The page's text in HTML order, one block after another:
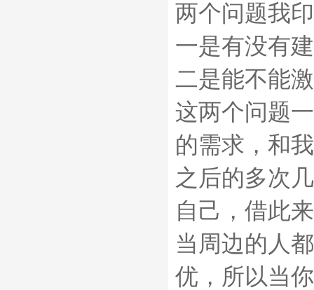
两个问题我
一是有没有
二是能不能
这两个问题
的需求，和
之后的多次
自己，借此
当周边的人
优，所以当